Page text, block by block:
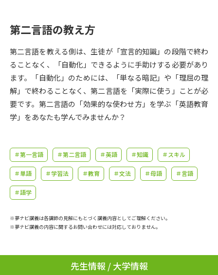
併願校選び
先輩が入学を決めた理由 テレメール全国一斉進学調査
新生活お役立ちガイド
学問発見
大学で学びたい学問発見
学問のミニ講義「夢ナビ講義」
大学進学IDについて
第二言語の教え方
第二言語を教える側は、生徒が「宣言的知識」の段階で終わ
ることなく、「自動化」できるように手助けする必要があり
ます。「自動化」のためには、「単なる暗記」や「理屈の理
解」で終わることなく、第二言語を「実際に使う」ことが必
要です。第二言語の「効果的な使わせ方」を学ぶ「英語教育
学」をあなたも学んでみませんか？
＃第一言語 ＃第二言語 ＃英語 ＃知識 ＃スキル
＃単語 ＃学習法 ＃教育 ＃文法 ＃母語 ＃言語
＃語学
※夢ナビ講義は各講師の見解にもとづく講義内容としてご理解ください。
※夢ナビ講義の内容に関するお問い合わせには対応しておりません。
先生情報 / 大学情報